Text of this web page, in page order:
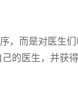
，而是对医生
的医生，并获得